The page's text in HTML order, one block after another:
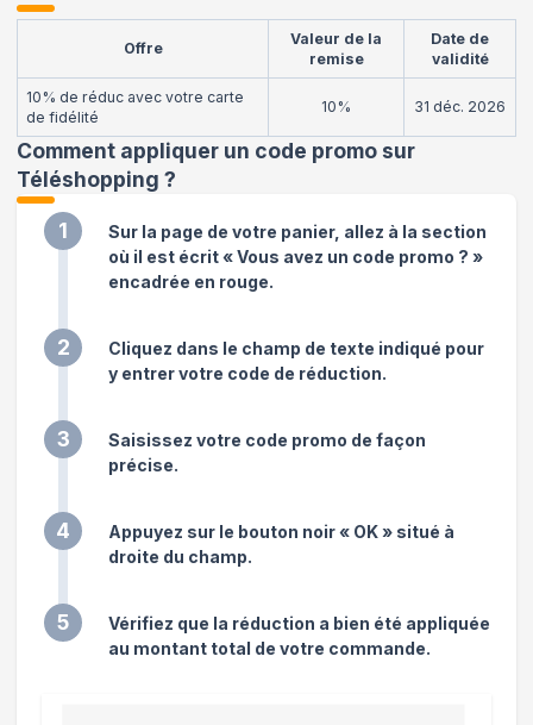
Offre
Valeur de la
remise
Date de
validité
10% de réduc avec votre carte
de fidélité
10% 31 déc. 2026
Comment appliquer un code promo sur
Téléshopping ?
1
Sur la page de votre panier, allez à la section
où il est écrit « Vous avez un code promo ? »
encadrée en rouge.
2
Cliquez dans le champ de texte indiqué pour
y entrer votre code de réduction.
3
Saisissez votre code promo de façon
précise.
4
Appuyez sur le bouton noir « OK » situé à
droite du champ.
5
Vérifiez que la réduction a bien été appliquée
au montant total de votre commande.